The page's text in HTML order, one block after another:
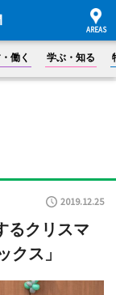
働く 学ぶ・知る
2019.12.25
るクリスマ
クス」